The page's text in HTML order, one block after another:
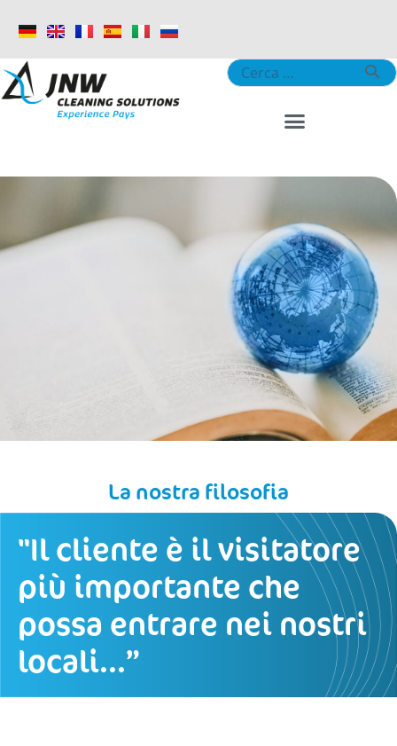
La nostra filosofia
"Il cliente è il visitatore
più importante che
possa entrare nei nostri
locali...”